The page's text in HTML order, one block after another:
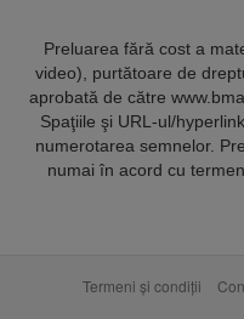
Preluarea fără cost a
video), purtătoare de
aprobată de către
Spaţiile şi URL-ul/
numerotarea semnelor.
numai în acord cu
Termeni și condiții